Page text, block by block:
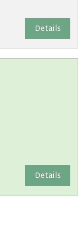
De­tails
De­tails